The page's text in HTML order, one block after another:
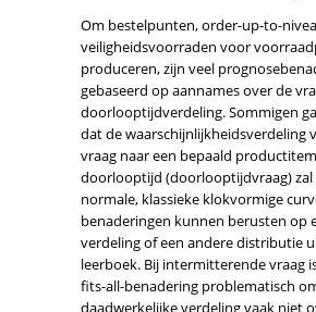
Om bestelpunten, order-up-to-
veiligheidsvoorraden voor
produceren, zijn veel
gebaseerd op aannames over de
doorlooptijdverdeling. Sommigen
dat de waarschijnlijkheidsverdeling
vraag naar een bepaald
doorlooptijd (doorlooptijdvraag) zal
normale, klassieke klokvormige
benaderingen kunnen berusten op
verdeling of een andere distributie
leerboek. Bij intermitterende vraag
fits-all-benadering problematisch
daadwerkelijke verdeling vaak niet